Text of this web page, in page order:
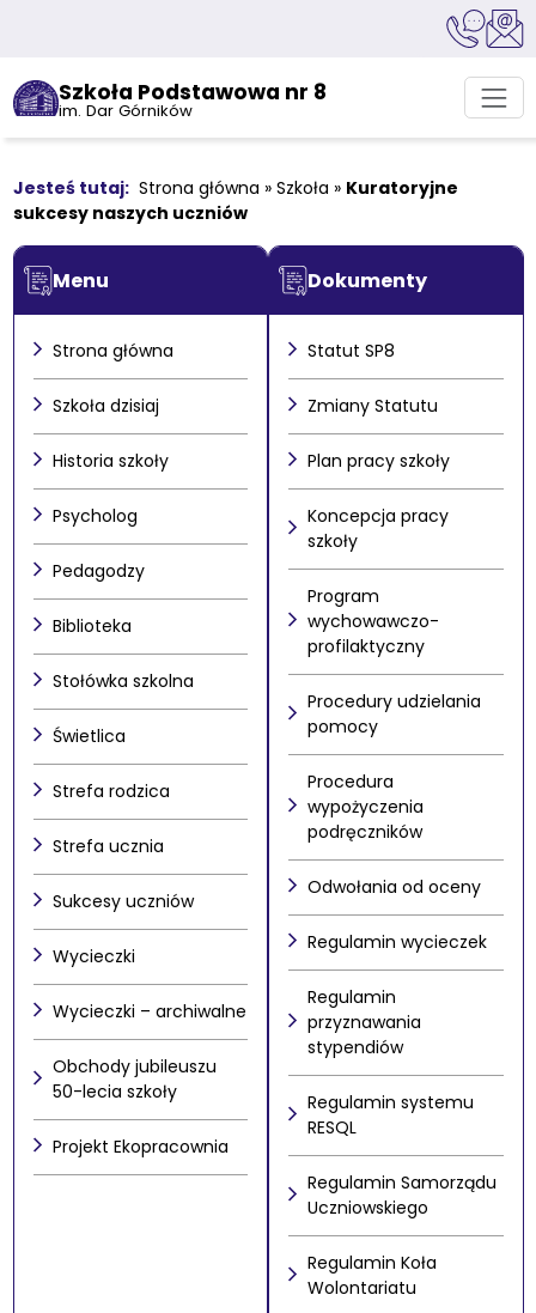
Szkoła Podstawowa nr 8
im. Dar Górników
Strona główna » Szkoła » Kuratoryjne
sukcesy naszych uczniów
Menu
Strona główna
Szkoła dzisiaj
Historia szkoły
Psycholog
Pedagodzy
Biblioteka
Stołówka szkolna
Świetlica
Strefa rodzica
Strefa ucznia
Sukcesy uczniów
Wycieczki
Wycieczki – archiwalne
Obchody jubileuszu
50-lecia szkoły
Projekt Ekopracownia
Dokumenty
Statut SP8
Zmiany Statutu
Plan pracy szkoły
Koncepcja pracy
szkoły
Program
wychowawczo-
profilaktyczny
Procedury udzielania
pomocy
Procedura
wypożyczenia
podręczników
Odwołania od oceny
Regulamin wycieczek
Regulamin
przyznawania
stypendiów
Regulamin systemu
RESQL
Regulamin Samorządu
Uczniowskiego
Regulamin Koła
Wolontariatu